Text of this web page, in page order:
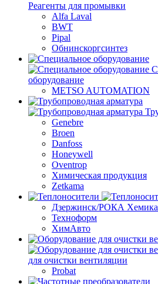
Реагенты для промывки
Alfa Laval
BWT
Pipal
Обнинскоргсинтез
оборудование
METSO AUTOMATION
Genebre
Broen
Danfoss
Honeywell
Oventrop
Химическая продукция
Zetkama
Дзержинск/РОКА
Техноформ
ХимАвто
для очистки вентиляции
Probat